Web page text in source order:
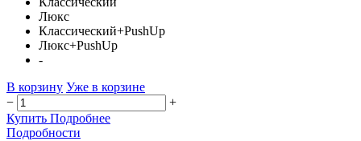
Люкс
Классический+PushUp
Люкс+PushUp
-
В корзину Уже в корзине
−
+
Купить Подробнее
Подробности